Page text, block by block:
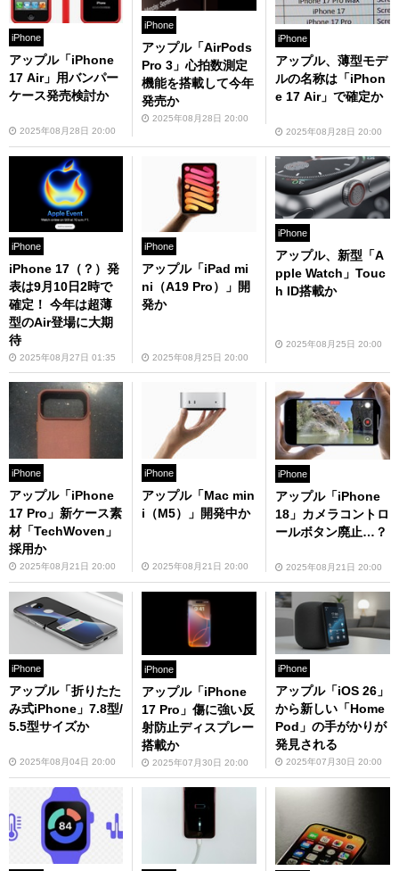
iPhone
アップル「iPhone
17 Air」用バンパー
ケース発売検討か
2025年08月28日 20:00
iPhone
アップル「AirPods
Pro 3」心拍数測定
機能を搭載して今年
発売か
2025年08月28日 20:00
iPhone
アップル、薄型モデ
ルの名称は「iPhon
e 17 Air」で確定か
2025年08月28日 20:00
iPhone
iPhone 17（？）発
表は9月10日2時で
確定！ 今年は超薄
型のAir登場に大期
待
2025年08月27日 01:35
iPhone
アップル「iPad mi
ni（A19 Pro）」開
発か
2025年08月25日 20:00
iPhone
アップル、新型「A
pple Watch」Touc
h ID搭載か
2025年08月25日 20:00
iPhone
アップル「iPhone
17 Pro」新ケース素
材「TechWoven」
採用か
2025年08月21日 20:00
iPhone
アップル「Mac min
i（M5）」開発中か
2025年08月21日 20:00
iPhone
アップル「iPhone
18」カメラコントロ
ールボタン廃止…？
2025年08月21日 20:00
iPhone
アップル「折りたた
み式iPhone」7.8型/
5.5型サイズか
2025年08月04日 20:00
iPhone
アップル「iPhone
17 Pro」傷に強い反
射防止ディスプレー
搭載か
2025年07月30日 20:00
iPhone
アップル「iOS 26」
から新しい「Home
Pod」の手がかりが
発見される
2025年07月30日 20:00